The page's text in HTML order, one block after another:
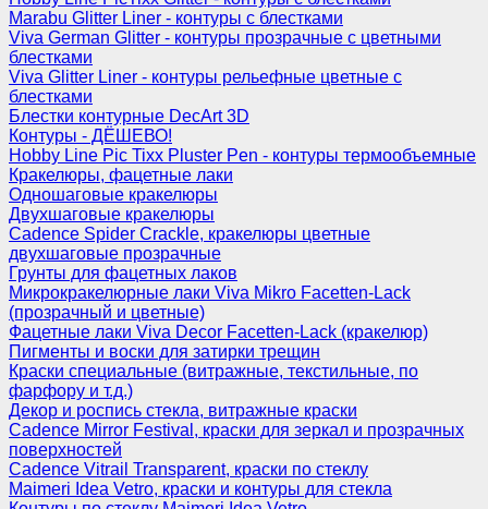
Marabu Glitter Liner - контуры с блестками
Viva German Glitter - контуры прозрачные с цветными
блестками
Viva Glitter Liner - контуры рельефные цветные с
блестками
Блестки контурные DecArt 3D
Контуры - ДЁШЕВО!
Hobby Line Pic Tixx Pluster Pen - контуры термообъемные
Кракелюры, фацетные лаки
Одношаговые кракелюры
Двухшаговые кракелюры
Cadence Spider Crackle, кракелюры цветные
двухшаговые прозрачные
Грунты для фацетных лаков
Микрокракелюрные лаки Viva Mikro Facetten-Lack
(прозрачный и цветные)
Фацетные лаки Viva Decor Facetten-Lack (кракелюр)
Пигменты и воски для затирки трещин
Краски специальные (витражные, текстильные, по
фарфору и т.д.)
Декор и роспись стекла, витражные краски
Cadence Mirror Festival, краски для зеркал и прозрачных
поверхностей
Cadence Vitrail Transparent, краски по стеклу
Maimeri Idea Vetro, краски и контуры для стекла